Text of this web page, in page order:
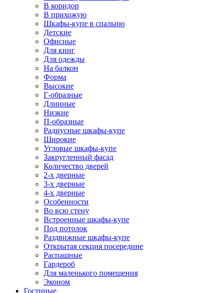
В коридор
В прихожую
Шкафы-купе в спальню
Детские
Офисные
Для книг
Для одежды
На балкон
Форма
Высокие
Г-образные
Длинные
Низкие
П-образные
Радиусные шкафы-купе
Широкие
Угловые шкафы-купе
Закругленный фасад
Количество дверей
2-х дверные
3-х дверные
4-х дверные
Особенности
Во всю стену
Встроенные шкафы-купе
Под потолок
Раздвижные шкафы-купе
Открытая секция посередине
Распашные
Гардероб
Для маленького помещения
Эконом
Гостиные